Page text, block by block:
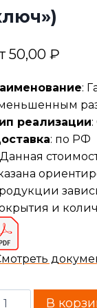
50,00 ₽
:
реализации
: по РФ
и
В